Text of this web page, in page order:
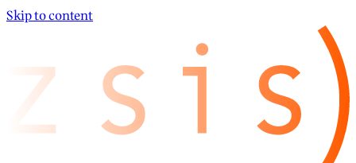
Skip to content